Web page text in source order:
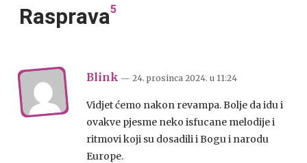
Rasprava5
Blink — 24. prosinca 2024. u 11:24
Vidjet ćemo nakon revampa. Bolje da idu i
ovakve pjesme neko isfucane melodije i
ritmovi koji su dosadili i Bogu i narodu
Europe.